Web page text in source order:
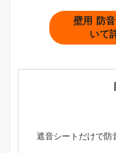
壁用 防
いて
遮音シートだけで防